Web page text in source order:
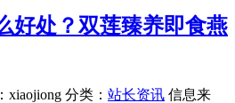
好处？双莲臻养即食燕
xiaojiong 分类： 站长资讯 信息来